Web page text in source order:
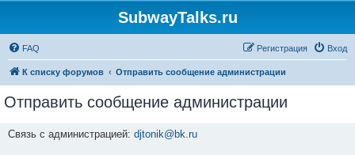
SubwayTalks.ru
FAQ Вход
Регистрация
К списку форумов Отправить сообщение администрации
Отправить сообщение администрации
Связь с администрацией: djtonik@bk.ru